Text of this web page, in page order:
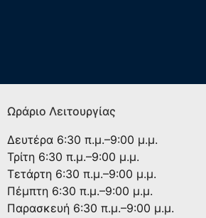
Ωράριο Λειτουργίας
Δευτέρα 6:30 π.μ.–9:00 μ.μ.
Τρίτη 6:30 π.μ.–9:00 μ.μ.
Τετάρτη 6:30 π.μ.–9:00 μ.μ.
Πέμπτη 6:30 π.μ.–9:00 μ.μ.
Παρασκευή 6:30 π.μ.–9:00 μ.μ.